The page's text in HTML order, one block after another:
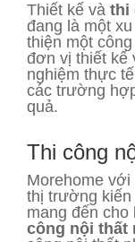
Thiết kế và thi
đang là một
thiện một
đơn vị thiết kế
nghiệm thực
các trường
quả.
Thi công
Morehome với
thị trường kiến
mang đến cho
công nội thất